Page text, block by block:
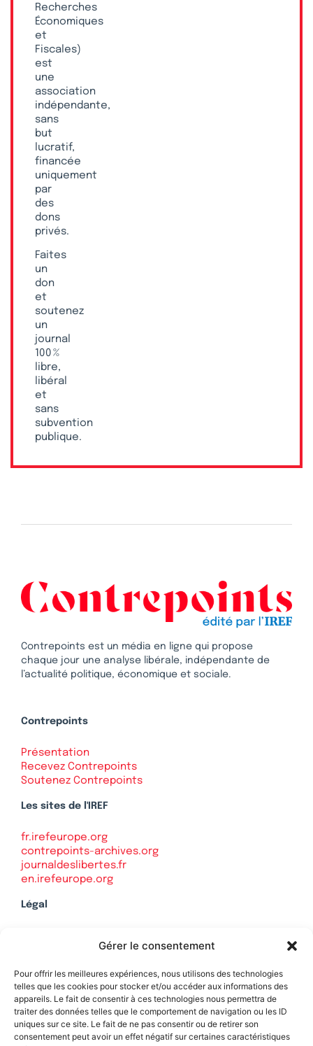
Gérer le consentement
Pour offrir les meilleures expériences, nous utilisons des technologies
telles que les cookies pour stocker et/ou accéder aux informations des
appareils. Le fait de consentir à ces technologies nous permettra de
traiter des données telles que le comportement de navigation ou les ID
uniques sur ce site. Le fait de ne pas consentir ou de retirer son
consentement peut avoir un effet négatif sur certaines caractéristiques
Recherches
Économiques
et
Fiscales)
est
une
association
indépendante,
sans
but
lucratif,
financée
uniquement
par
des
dons
privés.
Faites
un
don
et
soutenez
un
journal
100 %
libre,
libéral
et
sans
subvention
publique.
Contrepoints est un média en ligne qui propose
chaque jour une analyse libérale, indépendante de
l’actualité politique, économique et sociale.
Contrepoints
Présentation
Recevez Contrepoints
Soutenez Contrepoints
Les sites de l'IREF
fr.irefeurope.org
contrepoints-archives.org
journaldeslibertes.fr
en.irefeurope.org
Légal
Politique de confidentialité
Soutenez Contrepoints